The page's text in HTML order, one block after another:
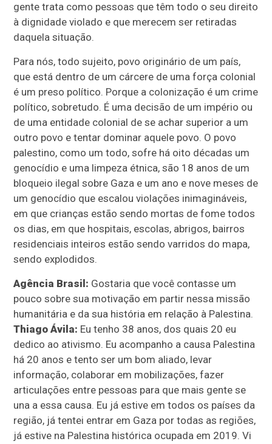
gente trata como pessoas que têm todo o seu direito
à dignidade violado e que merecem ser retiradas
daquela situação.
Para nós, todo sujeito, povo originário de um país,
que está dentro de um cárcere de uma força colonial
é um preso político. Porque a colonização é um crime
político, sobretudo. É uma decisão de um império ou
de uma entidade colonial de se achar superior a um
outro povo e tentar dominar aquele povo. O povo
palestino, como um todo, sofre há oito décadas um
genocídio e uma limpeza étnica, são 18 anos de um
bloqueio ilegal sobre Gaza e um ano e nove meses de
um genocídio que escalou violações inimagináveis,
em que crianças estão sendo mortas de fome todos
os dias, em que hospitais, escolas, abrigos, bairros
residenciais inteiros estão sendo varridos do mapa,
sendo explodidos.
Agência Brasil: Gostaria que você contasse um
pouco sobre sua motivação em partir nessa missão
humanitária e da sua história em relação à Palestina.
Thiago Ávila: Eu tenho 38 anos, dos quais 20 eu
dedico ao ativismo. Eu acompanho a causa Palestina
há 20 anos e tento ser um bom aliado, levar
informação, colaborar em mobilizações, fazer
articulações entre pessoas para que mais gente se
una a essa causa. Eu já estive em todos os países da
região, já tentei entrar em Gaza por todas as regiões,
já estive na Palestina histórica ocupada em 2019. Vi